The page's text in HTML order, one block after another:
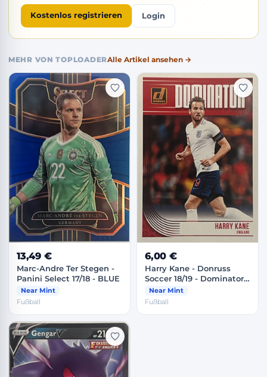
Kostenlos registrieren Login
MEHR VON TOPLOADERAlle Artikel ansehen →
13,49 €
Marc-Andre Ter Stegen -
Panini Select 17/18 - BLUE
Near Mint
Fußball
6,00 €
Harry Kane - Donruss
Soccer 18/19 - Dominator -
England
Near Mint
Fußball